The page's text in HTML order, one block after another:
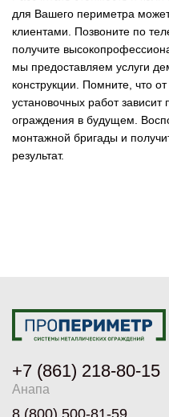
для Вашего периметра
клиентами. Позвоните по
получите
мы предоставляем услуги
конструкции. Помните, что
установочных работ зависит
ограждения в будущем.
монтажной бригады и
результат.
+7 (861) 218-80-15
Анапа
8 (800) 500-81-59